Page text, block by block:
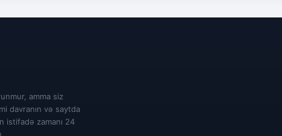
amma siz
davranın və saytda
istifadə zamanı 24